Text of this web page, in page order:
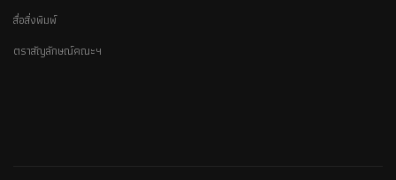
สื่อสิ่งพิมพ์
ตราสัญลักษณ์คณะฯ